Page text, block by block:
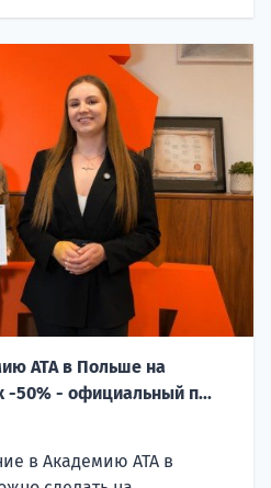
ATA в Польше на
-50% - официальный п...
в Академию ATA в